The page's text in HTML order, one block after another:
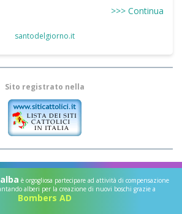
>>> Continua
santodelgiorno.it
Sito registrato nella
è orgogliosa partecipare ad attività di compensazione
alberi per la creazione di nuovi boschi grazie a
Bombers AD